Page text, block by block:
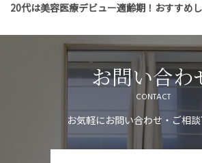
20代は美容医療デビュー適齢期！おすすめ
お問い合わ
CONTACT
お気軽にお問い合わせ・ご相談